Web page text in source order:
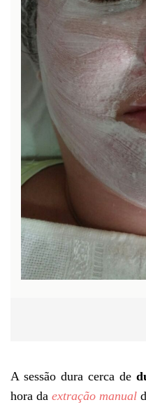
A sessão dura cerca de
hora da extração manual